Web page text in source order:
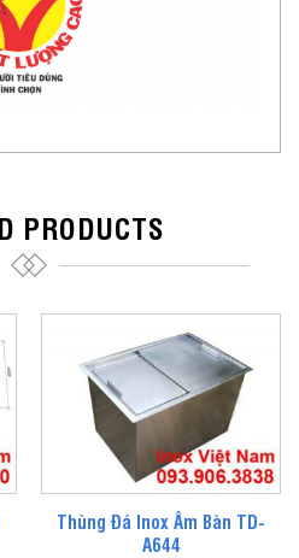
PRODUCTS
Thùng Đá Inox Âm Bàn TD-
A644